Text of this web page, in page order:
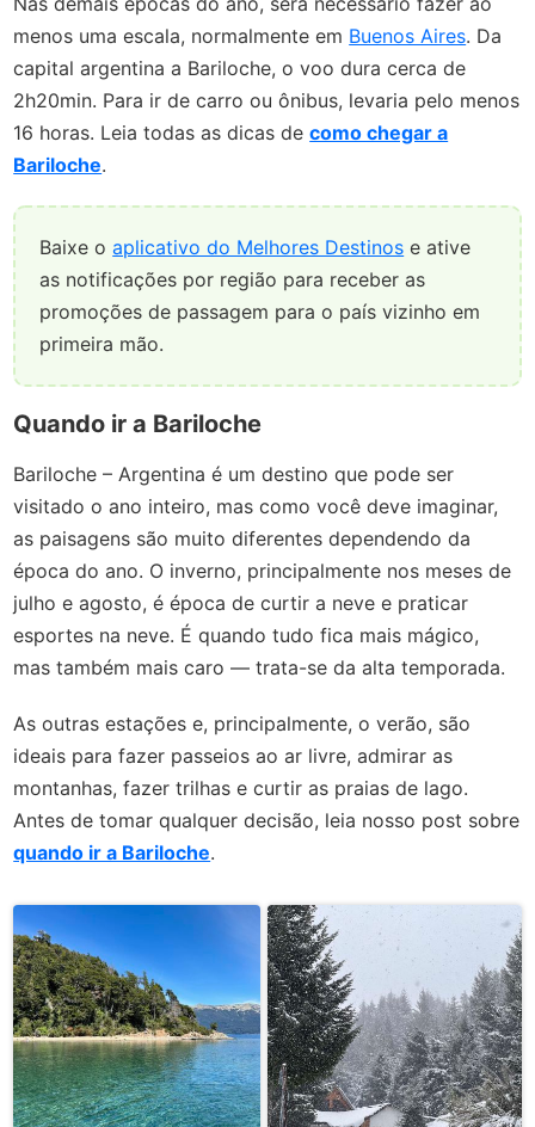
menos uma escala, normalmente em Buenos Aires. Da
capital argentina a Bariloche, o voo dura cerca de
2h20min. Para ir de carro ou ônibus, levaria pelo menos
16 horas. Leia todas as dicas decomo chegar a
Bariloche.
Baixe oaplicativo do Melhores Destinos e ative
as notificações por região para receber as
promoções de passagem para o país vizinho em
primeira mão.
Quando ir a Bariloche
Bariloche – Argentina é um destino que pode ser
visitado o ano inteiro, mas como você deve imaginar,
as paisagens são muito diferentes dependendo da
época do ano. O inverno, principalmente nos meses de
julho e agosto, é época de curtir a neve e praticar
esportes na neve. É quando tudo fica mais mágico,
mas também mais caro — trata-se da alta temporada.
As outras estações e, principalmente, o verão, são
ideais para fazer passeios ao ar livre, admirar as
montanhas, fazer trilhas e curtir as praias de lago.
Antes de tomar qualquer decisão, leia nosso post sobre
quando ir a Bariloche.